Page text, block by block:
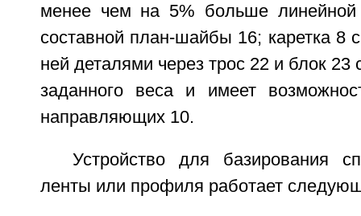
менее чем на 5% больше линейной
составной план-шайбы 16; каретка 8
ней деталями через трос 22 и блок 23
заданного веса и имеет
направляющих 10.
Устройство для базирования
ленты или профиля работает